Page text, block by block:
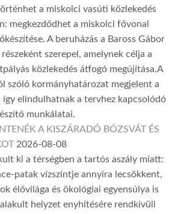
a miskolci vasúti közlekedés
megkezdődhet a miskolci fővonal
A beruházás a Baross Gábor
szerepel, amelynek célja a
közlekedés átfogó megújítása.A
szóló kormányhatározat megjelent a
így elindulhatnak a tervhez kapcsolódó
munkálatai.
A KISZÁRADÓ BÓZSVÁT ÉS
2026-08-08
ki a térségben a tartós aszály miatt:
patak vízszintje annyira lecsökkent,
élővilága és ökológiai egyensúlya is
helyzet enyhítésére rendkívüli